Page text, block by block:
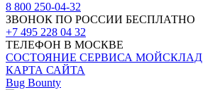
8 800 250-04-32
ЗВОНОК ПО РОССИИ БЕСПЛАТНО
+7 495 228 04 32
ТЕЛЕФОН В МОСКВЕ
СОСТОЯНИЕ СЕРВИСА МОЙСКЛАД
КАРТА САЙТА
Bug Bounty